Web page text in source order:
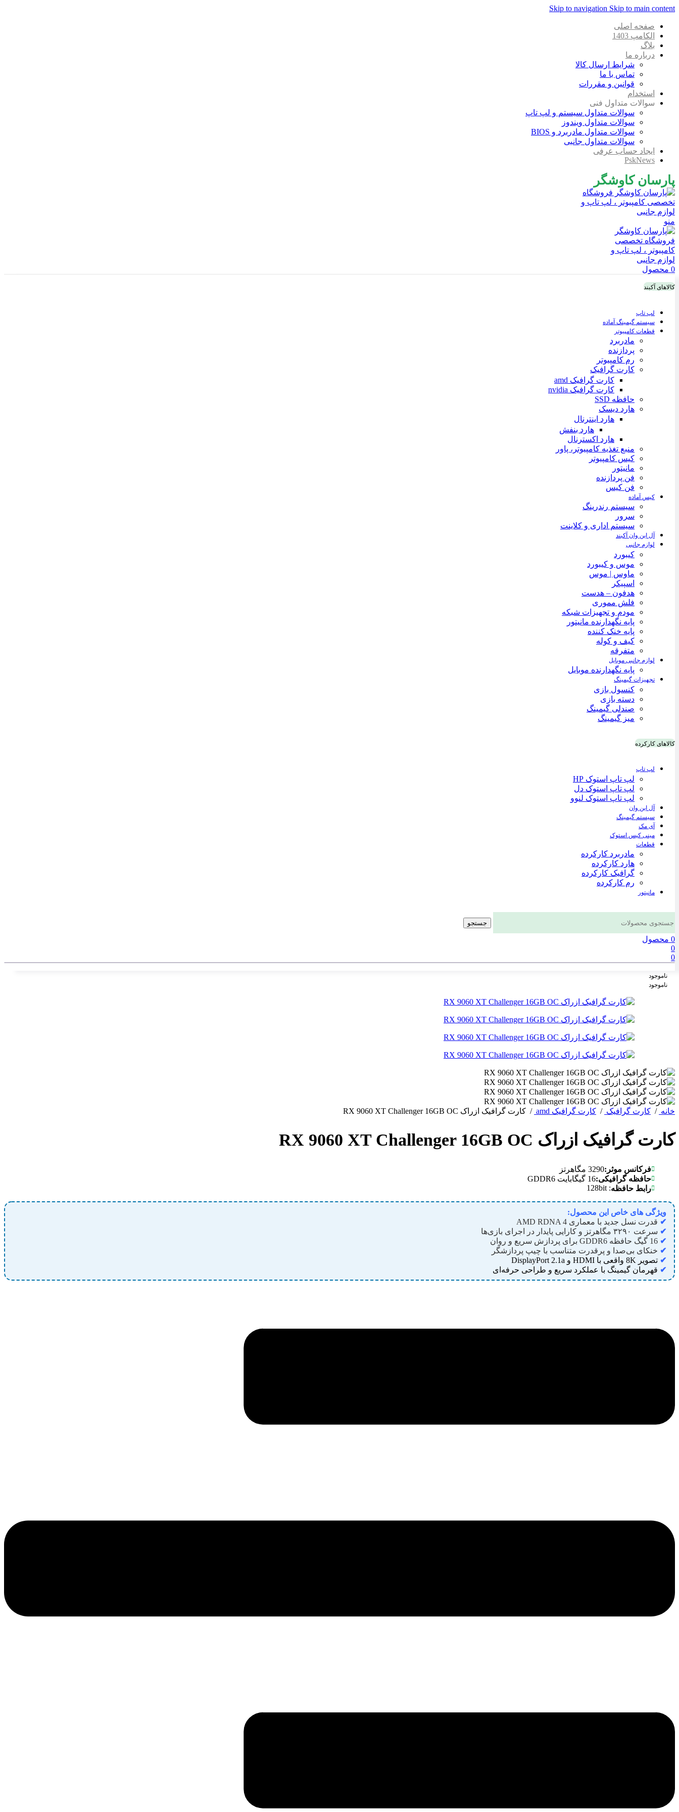
Skip to navigation Skip to main content
صفحه اصلی
الکامپ 1403
بلاگ
درباره ما
شرایط ارسال کالا
تماس با ما
قوانین و مقررات
استخدام
سوالات متداول فنی
سوالات متداول سیستم و لپ تاپ
سوالات متداول ویندوز
سوالات متداول مادربرد و BIOS
سوالات متداول جانبی
ایجاد حساب عرفی
PskNews
پارسان کاوشگر
منو
0 محصول
کالاهای آکبند
لپ تاپ
سیستم گیمینگ آماده
قطعات کامپیوتر
مادربرد
پردازنده
رم کامپیوتر
کارت گرافیک
کارت گرافیک amd
کارت گرافیک nvidia
حافظه SSD
هارد دیسک
هارد اینترنال
هارد بنفش
هارد اکسترنال
منبع تغذیه کامپیوتر، پاور
کیس کامپیوتر
مانیتور
فن پردازنده
فن کیس
کیس آماده
سیستم رندرینگ
سرور
سیستم‌ اداری و کلاینت
آل این وان آکبند
لوازم جانبی
کیبورد
موس و کیبورد
ماوس | موس
اسپیکر
هدفون – هدست
فلش مموری
مودم و تجهیزات شبکه
پایه نگهدارنده مانیتور
پایه خنک کننده
کیف و کوله
متفرقه
لوازم جانبی موبایل
پایه نگهدارنده موبایل
تجهیزات گیمینگ
کنسول بازی
دسته بازی
صندلی گیمینگ
میز گیمینگ
کالاهای کارکرده
لپ تاپ
لپ تاپ استوک HP
لپ تاپ استوک دل
لپ تاپ استوک لنوو
آل این وان
سیستم گیمینگ
آی مک
مینی کیس استوک
قطعات
مادربرد کارکرده
هارد کارکرده
گرافیک کارکرده
رم کارکرده
مانیتور
جستجو
0 محصول
0
0
ناموجود
ناموجود
خانه / کارت گرافیک / کارت گرافیک amd / کارت گرافیک ازراک RX 9060 XT Challenger 16GB OC
کارت گرافیک ازراک RX 9060 XT Challenger 16GB OC
فرکانس موثر:3290 مگاهرتز
حافظه گرافیکی:16 گیگابایت GDDR6
رابط حافظه: 128bit
ویژگی های خاص این محصول:
✔ قدرت نسل جدید با معماری AMD RDNA 4
✔ سرعت ۳۲۹۰ مگاهرتز و کارایی پایدار در اجرای بازی‌ها
✔ 16 گیگ حافظه GDDR6 برای پردازش سریع و روان
✔ خنکای بی‌صدا و پرقدرت متناسب با چیپ پردازشگر
✔ تصویر 8K واقعی با HDMI و DisplayPort 2.1a
✔ قهرمان گیمینگ با عملکرد سریع و طراحی حرفه‌ای